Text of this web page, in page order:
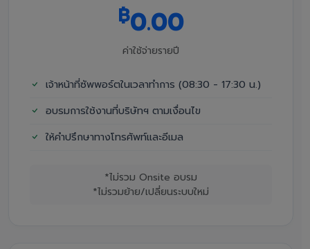
฿0.00
ค่าใช้จ่ายรายปี
เจ้าหน้าที่ซัพพอร์ตในเวลาทำการ (08:30 - 17:30 น.)
อบรมการใช้งานที่บริษัทฯ ตามเงื่อนไข
ให้คำปรึกษาทางโทรศัพท์และอีเมล
*ไม่รวม Onsite อบรม
*ไม่รวมย้าย/เปลี่ยนระบบใหม่